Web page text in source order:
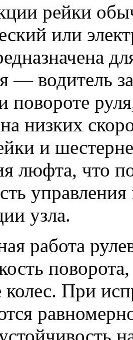
рейки
или
— водитель
повороте
низких
и
люфта, что
узла.
работа
колес. При